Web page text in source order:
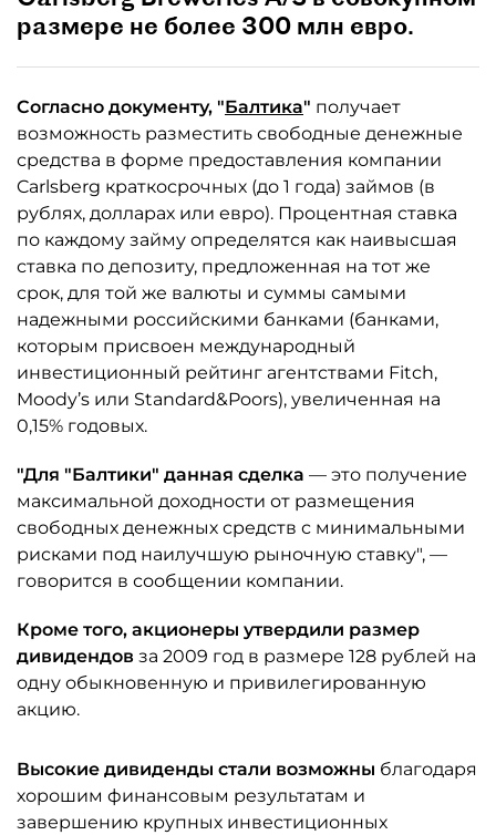
размере не более 300 млн евро.
Согласно документу, "Балтика" получает
возможность разместить свободные денежные
средства в форме предоставления компании
Carlsberg краткосрочных (до 1 года) займов (в
рублях, долларах или евро). Процентная ставка
по каждому займу определятся как наивысшая
ставка по депозиту, предложенная на тот же
срок, для той же валюты и суммы самыми
надежными российскими банками (банками,
которым присвоен международный
инвестиционный рейтинг агентствами Fitch,
Moody’s или Standard&Poors), увеличенная на
0,15% годовых.
"Для "Балтики" данная сделка — это получение
максимальной доходности от размещения
свободных денежных средств с минимальными
рисками под наилучшую рыночную ставку", —
говорится в сообщении компании.
Кроме того, акционеры утвердили размер
дивидендов за 2009 год в размере 128 рублей на
одну обыкновенную и привилегированную
акцию.
Высокие дивиденды стали возможны благодаря
хорошим финансовым результатам и
завершению крупных инвестиционных